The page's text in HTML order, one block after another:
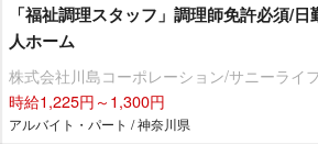
「福祉調理スタッフ」調理師免許必須/
人ホーム
株式会社川島コーポレーション/サニーライ
時給1,225円～1,300円
アルバイト・パート / 神奈川県